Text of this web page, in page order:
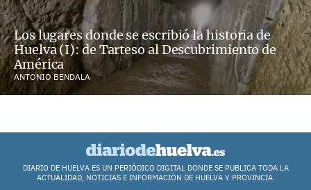
Los lugares donde se escribió la historia de
Huelva (I): de Tarteso al Descubrimiento de
América
ANTONIO BENDALA
DIARIO DE HUELVA ES UN PERIÓDICO DIGITAL DONDE SE PUBLICA TODA LA
ACTUALIDAD, NOTICIAS E INFORMACIÓN DE HUELVA Y PROVINCIA.